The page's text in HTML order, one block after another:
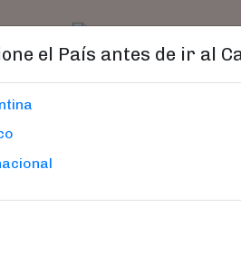
Catálogo
el País antes de ir al
Carrito De